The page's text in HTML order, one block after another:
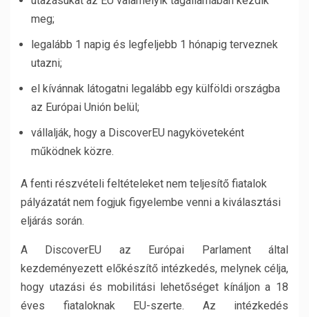
meg;
legalább 1 napig és legfeljebb 1 hónapig terveznek
utazni;
el kívánnak látogatni legalább egy külföldi országba
az Európai Unión belül;
vállalják, hogy a DiscoverEU nagyköveteként
működnek közre.
A fenti részvételi feltételeket nem teljesítő fiatalok
pályázatát nem fogjuk figyelembe venni a kiválasztási
eljárás során.
A DiscoverEU az Európai Parlament által
kezdeményezett előkészítő intézkedés, melynek célja,
hogy utazási és mobilitási lehetőséget kínáljon a 18
éves fiataloknak EU-szerte. Az intézkedés